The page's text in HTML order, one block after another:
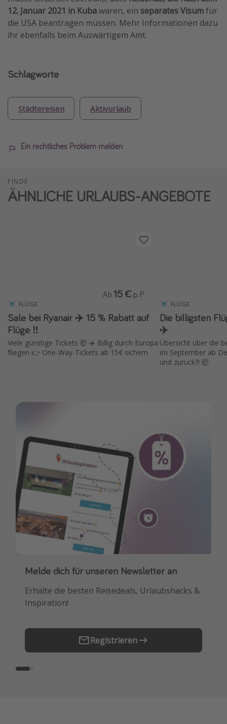
12. Januar 2021 in Kubawaren, ein separates Visumfür
die USA beantragen müssen. Mehr Informationen dazu
ihr ebenfalls beim Auswärtigem Amt.
Schlagworte
Städtereisen Aktivurlaub
Ein rechtliches Problem melden
FINDE
ÄHNLICHE URLAUBS-ANGEBOTE
FLÜGE
Sale bei Ryanair ✈️ 15 % Rabatt auf
Flüge ‼️
Viele günstige Tickets 🤯 ✈️ Billig durch Europa
fliegen 👉 One-Way-Tickets ab 15€ sichern
Ab 15 € p. P.
FLÜGE
Die billigsten
✈️
Übersicht über die
im September ab
und zurück?! 🤯
Melde dich für unseren Newsletter an
Erhalte die besten Reisedeals, Urlaubshacks &
Inspiration!
Registrieren
Downloade unsere App
Buche die besten Reiseschnäppchen als
Erstes.